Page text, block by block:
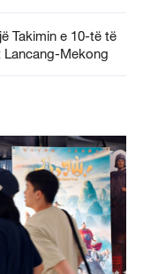
Takimin e 10-të të
Mekong